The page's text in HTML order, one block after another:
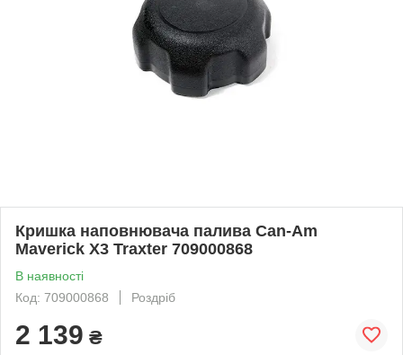
Кришка наповнювача палива Can-Am
Maverick X3 Traxter 709000868
В наявності
Код: 709000868
Роздріб
2 139 ₴